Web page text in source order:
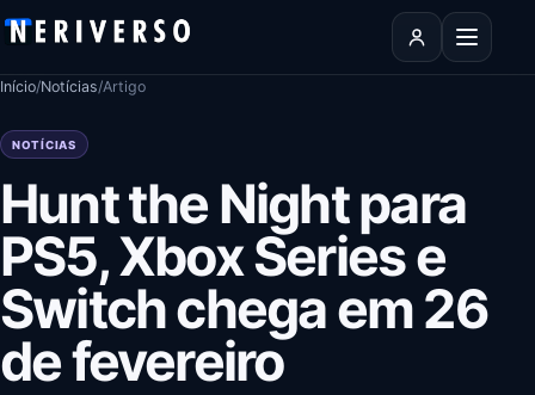
Pular para o conteúdo
Abrir
Início/Notícias/Artigo
NOTÍCIAS
Hunt the Night para
PS5, Xbox Series e
Switch chega em 26
de fevereiro